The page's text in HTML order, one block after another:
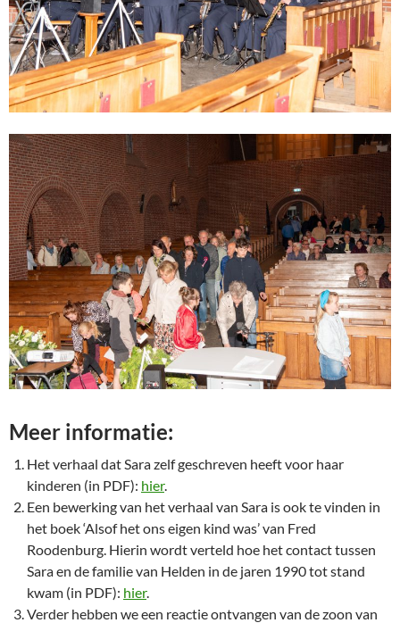
Meer informatie:
Het verhaal dat Sara zelf geschreven heeft voor haar
kinderen (in PDF): hier.
Een bewerking van het verhaal van Sara is ook te vinden in
het boek ‘Alsof het ons eigen kind was’ van Fred
Roodenburg. Hierin wordt verteld hoe het contact tussen
Sara en de familie van Helden in de jaren 1990 tot stand
kwam (in PDF): hier.
Verder hebben we een reactie ontvangen van de zoon van